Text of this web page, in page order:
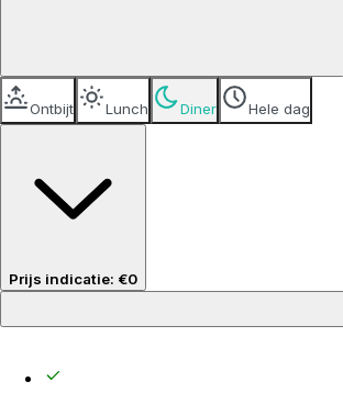
Ontbijt Lunch Diner Hele dag
Prijs indicatie: €0
Prijs per gast